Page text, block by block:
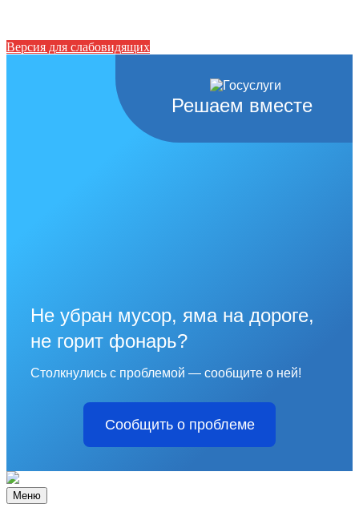
Версия для слабовидящих
Решаем вместе
Не убран мусор, яма на дороге,
не горит фонарь?
Столкнулись с проблемой — сообщите о ней!
Сообщить о проблеме
Меню